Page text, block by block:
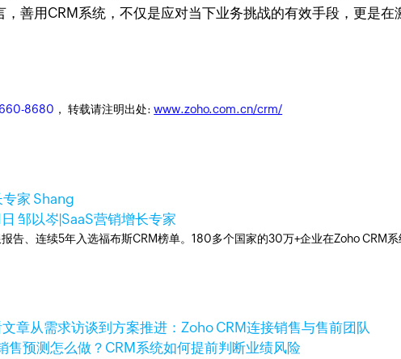
善用CRM系统，不仅是应对当下业务挑战的有效手段，更是
8680 ， 转载请注明出处:www.zoho.com.cn/crm/
家 Shang
邹以岑|SaaS营销增长专家
告、连续5年入选福布斯CRM榜单。180多个国家的30万+企业在Zoho CRM
章从需求访谈到方案推进：Zoho CRM连接销售与售前团队
售预测怎么做？CRM系统如何提前判断业绩风险